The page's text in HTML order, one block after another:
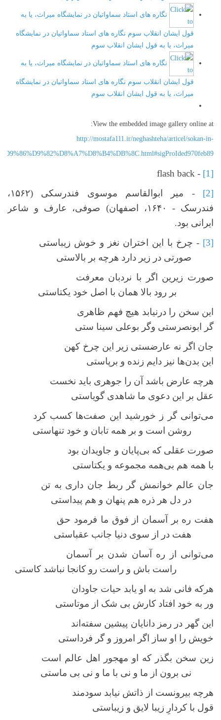
نگاره های استاد سماواتیان در نمایشگاه میراث، یا به
قول ایشان انقلاب سوم نگاره های استاد سماواتیان در نمایشگاه
میراث، یا به قول ایشان انقلاب سوم
نگاره های استاد سماواتیان در نمایشگاه میراث، یا به
قول ایشان انقلاب سوم نگاره های استاد سماواتیان در نمایشگاه
میراث، یا به قول ایشان انقلاب سوم
View the embedded image gallery online at:
http://mostafa111.ir/neghashteha/articel/sokan-in-
[1]
- flash back
[2]
- میر ابوالقاسم موسوی فندرسکی (۱۵۶۲،
فندرسک - ۱۶۴۰، اصفهان) صوفی، عارف و شاعر
ایرانی بود.
[3]
- چرخ با این اختران نغز و خوش زیباستی
صورتی در زیر دارد هرچه بر بالاستی
صورت زیرین اگر با نردبان معرفت
بر رود بالا همان با اصل خود یکتاستی
این سخن را درنیابد هیچ فهم ظاهری
گر ابونصرستی وگر بوعلی سینا ستی
جان اگر نه عارضستی زیر این چرخ کهن
این بدن‌ها نیز دایم زنده و برپاستی
هرچه عارض باشد آن را جوهری باید نخست
عقل بر این دعوی ما شاهدی گویاستی
می‌توانی گر ز خورشید این صفت‌ها کسب کرد
روشن است و بر همه تابان و خود تنهاستی
صورت عقلی که بی‌پایان و جاویدان بود
با همه هم بی‌همه مجموعه و یکتاستی
جان عالم خوانمش گر ربط جان داری به تن
در دل هر ذره هم پنهان و هم پیداستی
هفت ره بر آسمان از فوق ما فرمود حق
هفت در از سوی دنیا جانب عقباستی
می‌توانی از ره آسان شدن بر آسمان
راست باش و راست رو کانجا نباشد کاستی
هرکه فانی شد به او یابد حیات جاودان
ور به خود افتاد کارش بی شک از موتاستی
این گهر در رمز دانایان پیشین سفته‌اند
خویش را او ساز اگر امروز و گر فرداستی
زین سخن بگذر که او مهجور اهل عالم است
نی برون از ما و نی با ما و نی بی ماستی
هرچه بیرونست از ذاتش نیابد سودمند
قول با کردارِ زیبا لایق و زیباستی